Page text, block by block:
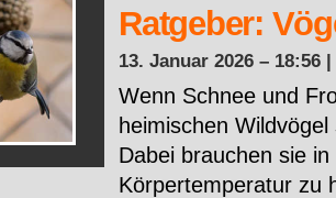
Ratgeber:
13. Januar 2026 – 18:56 |
Wenn Schnee und
heimischen
Dabei brauchen sie
Körpertemperatur zu